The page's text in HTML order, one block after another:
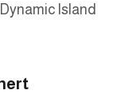
Island